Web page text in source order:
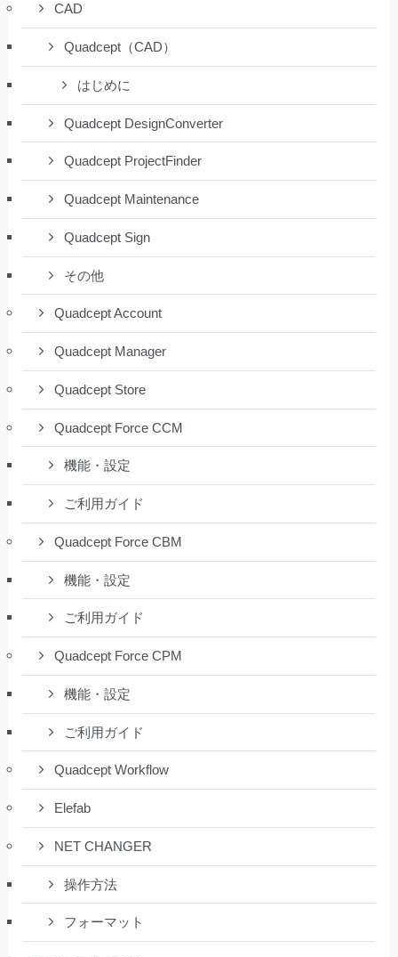
CAD
Quadcept（CAD）
はじめに
Quadcept DesignConverter
Quadcept ProjectFinder
Quadcept Maintenance
Quadcept Sign
その他
Quadcept Account
Quadcept Manager
Quadcept Store
Quadcept Force CCM
機能・設定
ご利用ガイド
Quadcept Force CBM
機能・設定
ご利用ガイド
Quadcept Force CPM
機能・設定
ご利用ガイド
Quadcept Workflow
Elefab
NET CHANGER
操作方法
フォーマット